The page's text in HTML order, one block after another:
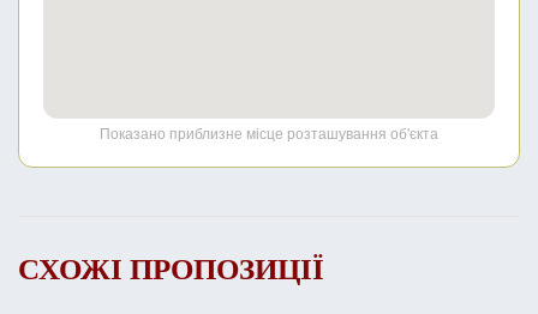
Показано приблизне місце розташування об'єкта
СХОЖІ ПРОПОЗИЦІЇ